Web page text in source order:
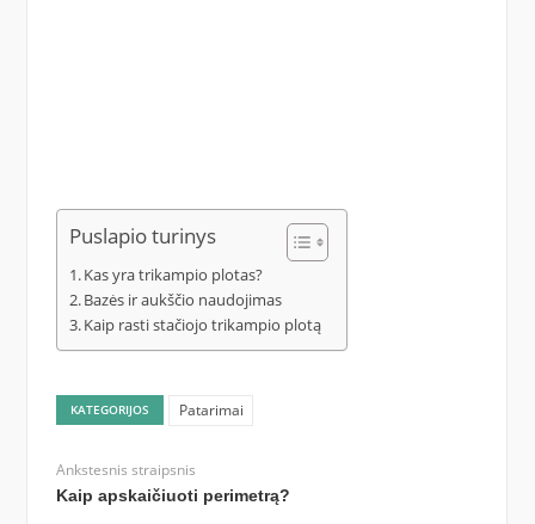
Puslapio turinys
Kas yra trikampio plotas?
Bazės ir aukščio naudojimas
Kaip rasti stačiojo trikampio plotą
KATEGORIJOS Patarimai
Ankstesnis straipsnis
Kaip apskaičiuoti perimetrą?